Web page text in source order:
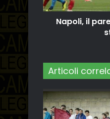
Napoli, il
Articoli